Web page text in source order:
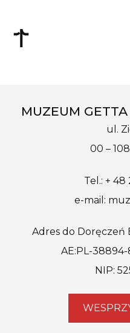
MUZEUM
ul.
00 –
Tel.: + 48
e-mail:
Adres do Doręczeń
AE:PL-
NIP: